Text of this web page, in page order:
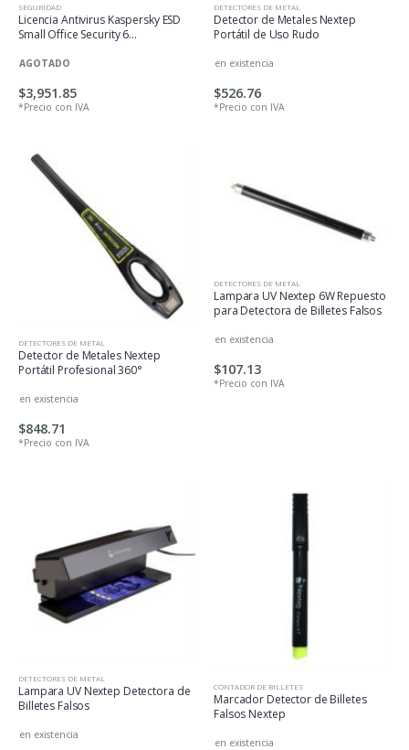
SEGURIDAD
Licencia Antivirus Kaspersky ESD
Small Office Security 6
Server 1 Año
AGOTADO
$3,951.85
*Precio con IVA
DETECTORES DE METAL
Detector de Metales Nextep
Portátil de Uso Rudo
en existencia
$526.76
*Precio con IVA
DETECTORES DE METAL
Detector de Metales Nextep
Portátil Profesional 360°
en existencia
$848.71
*Precio con IVA
DETECTORES DE METAL
Lampara UV Nextep 6W Repuesto
para Detectora de Billetes Falsos
en existencia
$107.13
*Precio con IVA
DETECTORES DE METAL
Lampara UV Nextep Detectora de
Billetes Falsos
en existencia
CONTADOR DE BILLETES
Marcador Detector de Billetes
Falsos Nextep
en existencia